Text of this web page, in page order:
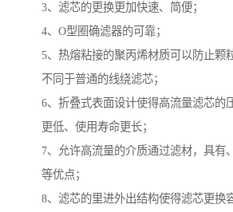
3、滤芯的更换更加快速、简便；
4、O型圈确滤器的可靠；
5、热熔粘接的聚丙烯材质可以防止颗
不同于普通的线绕滤芯；
6、折叠式表面设计使得高流量滤芯的
更低、使用寿命更长；
7、允许高流量的介质通过滤材，具有
等优点；
8、滤芯的里进外出结构使得滤芯更换